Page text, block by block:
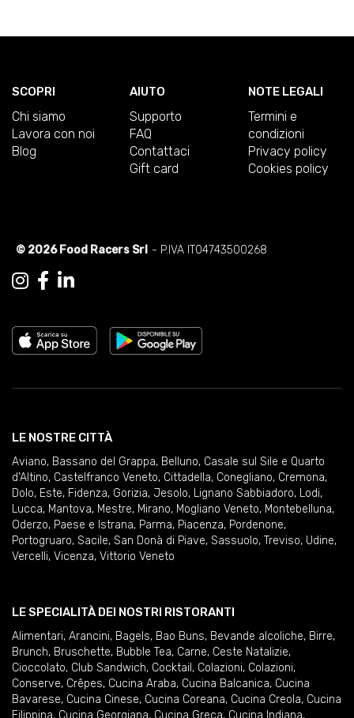
SCOPRI
Chi siamo
Lavora con noi
Blog
AIUTO
Supporto
FAQ
Contattaci
Gift card
NOTE LEGALI
Termini e
condizioni
Privacy policy
Cookies policy
© 2026 Food Racers Srl - P.IVA IT04743500268
LE NOSTRE CITTÀ
Aviano, Bassano del Grappa, Belluno, Casale sul Sile e Quarto
d'Altino, Castelfranco Veneto, Cittadella, Conegliano, Cremona,
Dolo, Este, Fidenza, Gorizia, Jesolo, Lignano Sabbiadoro, Lodi,
Lucca, Mantova, Mestre, Mirano, Mogliano Veneto, Montebelluna,
Oderzo, Paese e Istrana, Parma, Piacenza, Pordenone,
Portogruaro, Sacile, San Donà di Piave, Sassuolo, Treviso, Udine,
Vercelli, Vicenza, Vittorio Veneto
LE SPECIALITÀ DEI NOSTRI RISTORANTI
Alimentari, Arancini, Bagels, Bao Buns, Bevande alcoliche, Birre,
Brunch, Bruschette, Bubble Tea, Carne, Ceste Natalizie,
Cioccolato, Club Sandwich, Cocktail , Colazioni, Colazioni,
Conserve, Crêpes, Cucina Araba, Cucina Balcanica, Cucina
Bavarese, Cucina Cinese, Cucina Coreana, Cucina Creola, Cucina
Filippina, Cucina Georgiana, Cucina Greca, Cucina Indiana,